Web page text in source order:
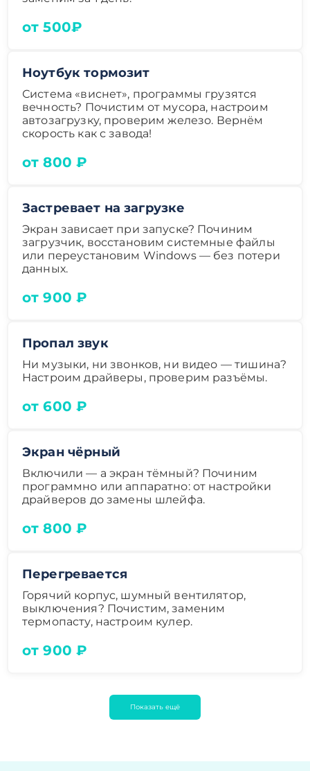
от 500₽
Ноутбук тормозит
Система «виснет», программы грузятся
вечность? Почистим от мусора, настроим
автозагрузку, проверим железо. Вернём
скорость как с завода!
от 800 ₽
Застревает на загрузке
Экран зависает при запуске? Починим
загрузчик, восстановим системные файлы
или переустановим Windows — без потери
данных.
от 900 ₽
Пропал звук
Ни музыки, ни звонков, ни видео — тишина?
Настроим драйверы, проверим разъёмы.
от 600 ₽
Экран чёрный
Включили — а экран тёмный? Починим
программно или аппаратно: от настройки
драйверов до замены шлейфа.
от 800 ₽
Перегревается
Горячий корпус, шумный вентилятор,
выключения? Почистим, заменим
термопасту, настроим кулер.
от 900 ₽
Показать ещё